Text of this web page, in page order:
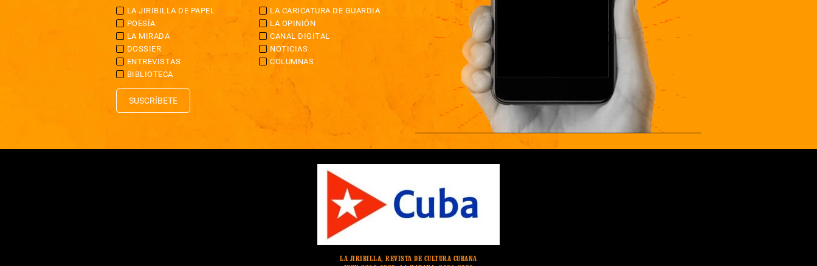
LA JIRIBILLA DE PAPEL
LA CARICATURA DE GUARDIA
POESÍA
LA OPINIÓN
LA MIRADA
CANAL DIGITAL
DOSSIER
NOTICIAS
ENTREVISTAS
COLUMNAS
BIBLIOTECA
SUSCRÍBETE
LA JIRIBILLA, REVISTA DE CULTURA CUBANA